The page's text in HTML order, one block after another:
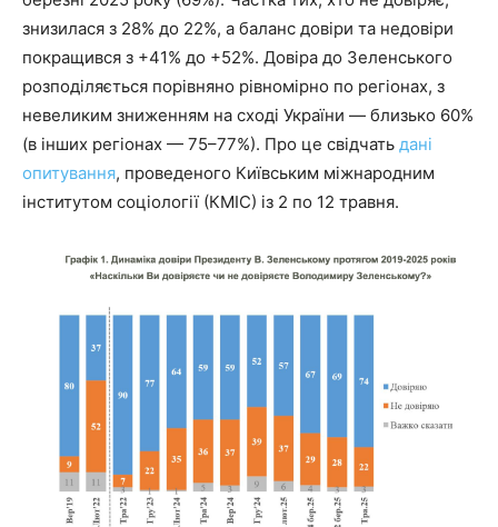
знизилася з 28% до 22%, а баланс довіри та недовіри
покращився з +41% до +52%. Довіра до Зеленського
розподіляється порівняно рівномірно по регіонах, з
невеликим зниженням на сході України — близько 60%
(в інших регіонах — 75–77%). Про це свідчать дані
опитування, проведеного Київським міжнародним
інститутом соціології (КМІС) із 2 по 12 травня.